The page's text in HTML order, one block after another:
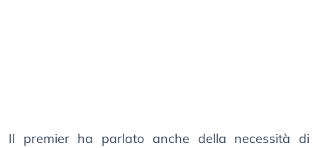
Il premier ha parlato anche della necessità di